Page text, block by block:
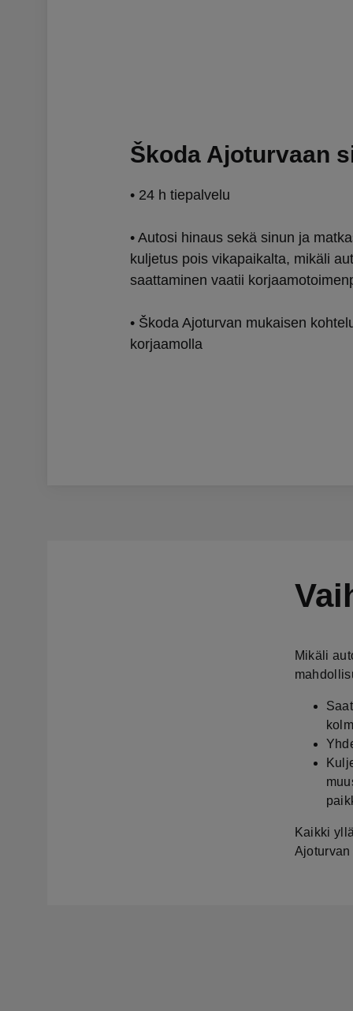
Škoda Ajoturvaan
• 24 h tiepalvelu
• Autosi hinaus sekä sinun ja
kuljetus pois vikapaikalta, mikäli
saattaminen vaatii
• Škoda Ajoturvan mukaisen
korjaamolla
Mikäli
Kaikki